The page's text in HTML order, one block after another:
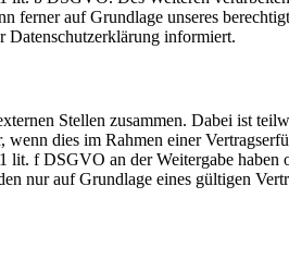
auf Grundlage unseres
Datenschutzerklärung informiert.
Stellen zusammen. Dabei ist
wenn dies im Rahmen einer
f DSGVO an der Weitergabe
nur auf Grundlage eines gültigen